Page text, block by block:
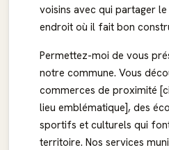
voisins avec qui partager
endroit où il fait bon
Permettez-moi de vous
notre commune. Vous
commerces de proximité
lieu emblématique], des
sportifs et culturels qui
territoire. Nos services